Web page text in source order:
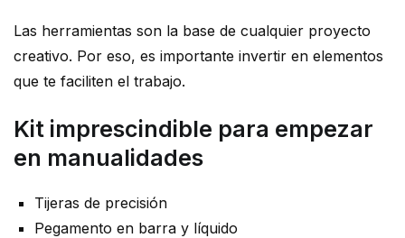
Las herramientas son la base de cualquier proyecto
creativo. Por eso, es importante invertir en elementos
que te faciliten el trabajo.
Kit imprescindible para empezar
en manualidades
Tijeras de precisión
Pegamento en barra y líquido